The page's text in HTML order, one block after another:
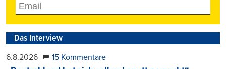
Das Interview
6.8.2026 15 Kommentare